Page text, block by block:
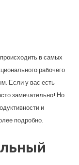
в самых
рабочего
Если у вас есть
замечательно! Но
и
подробно.